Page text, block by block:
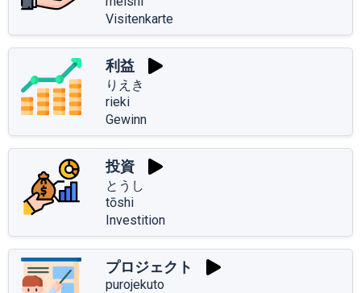
Visitenkarte
利益
りえき
rieki
Gewinn
投資
とうし
tōshi
Investition
プロジェクト
purojekuto